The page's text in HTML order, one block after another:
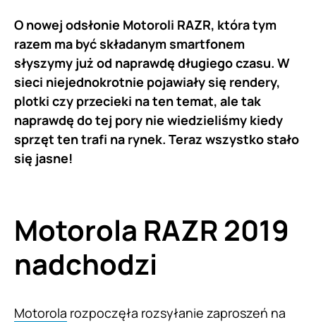
O nowej odsłonie Motoroli RAZR, która tym
razem ma być składanym smartfonem
słyszymy już od naprawdę długiego czasu. W
sieci niejednokrotnie pojawiały się rendery,
plotki czy przecieki na ten temat, ale tak
naprawdę do tej pory nie wiedzieliśmy kiedy
sprzęt ten trafi na rynek. Teraz wszystko stało
się jasne!
Motorola RAZR 2019
nadchodzi
Motorola rozpoczęła rozsyłanie zaproszeń na